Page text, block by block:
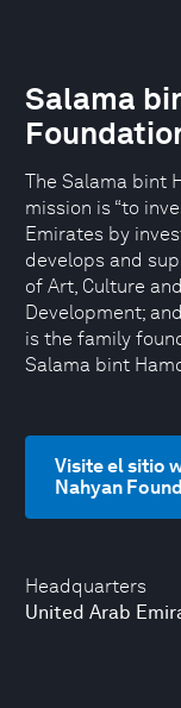
Headquarters
United Arab
Salama
The Salama bint
mission is “to
Emirates by
develops and
of Art, Culture
Development;
is the family
Salama bint
Visite el sitio
Nahyan